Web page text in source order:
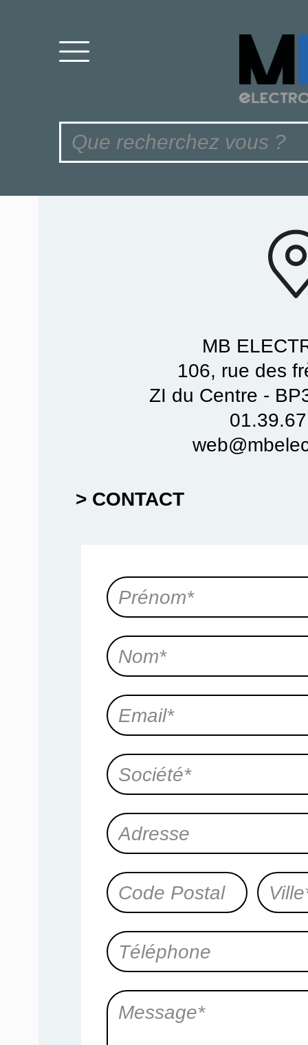
MB
106, rue des
ZI du Centre -
> CONTACT